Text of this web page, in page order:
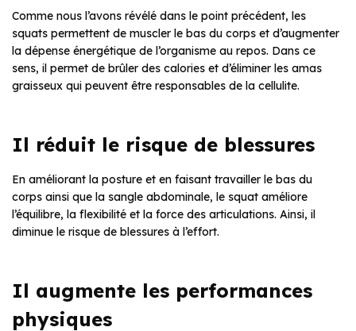
Comme nous l’avons révélé dans le point précédent, les
squats permettent de muscler le bas du corps et d’augmenter
la dépense énergétique de l’organisme au repos. Dans ce
sens, il permet de brûler des calories et d’éliminer les amas
graisseux qui peuvent être responsables de la cellulite.
Il réduit le risque de blessures
En améliorant la posture et en faisant travailler le bas du
corps ainsi que la sangle abdominale, le squat améliore
l’équilibre, la flexibilité et la force des articulations. Ainsi, il
diminue le risque de blessures à l’effort.
Il augmente les performances
physiques